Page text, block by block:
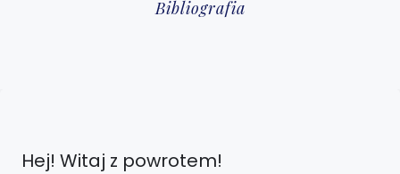
Bibliografia
Hej! Witaj z powrotem!